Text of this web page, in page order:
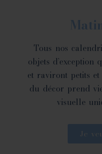
Tous nos
objets
et raviront petits et
du décor prend
visuelle
Je